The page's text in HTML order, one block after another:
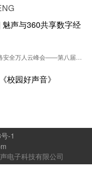
魅声与360共享数字经
人在线”的云会议形式...
校园好声音》
-1
电子科技有限公司